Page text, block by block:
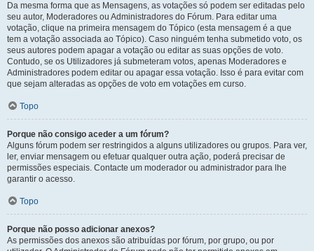
Da mesma forma que as Mensagens, as votações só podem ser editadas pelo
seu autor, Moderadores ou Administradores do Fórum. Para editar uma
votação, clique na primeira mensagem do Tópico (esta mensagem é a que
tem a votação associada ao Tópico). Caso ninguém tenha submetido voto, os
seus autores podem apagar a votação ou editar as suas opções de voto.
Contudo, se os Utilizadores já submeteram votos, apenas Moderadores e
Administradores podem editar ou apagar essa votação. Isso é para evitar com
que sejam alteradas as opções de voto em votações em curso.
Topo
Porque não consigo aceder a um fórum?
Alguns fórum podem ser restringidos a alguns utilizadores ou grupos. Para ver,
ler, enviar mensagem ou efetuar qualquer outra ação, poderá precisar de
permissões especiais. Contacte um moderador ou administrador para lhe
garantir o acesso.
Topo
Porque não posso adicionar anexos?
As permissões dos anexos são atribuídas por fórum, por grupo, ou por